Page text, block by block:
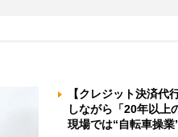
【クレジット決済
しながら「20年以
現場では“自転車操